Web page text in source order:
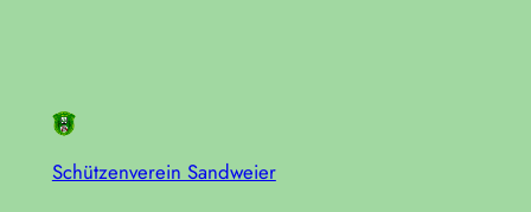
Schützenverein Sandweier